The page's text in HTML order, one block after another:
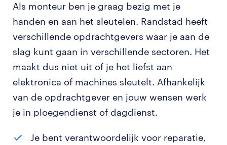
Als monteur ben je graag bezig met je
handen en aan het sleutelen. Randstad heeft
verschillende opdrachtgevers waar je aan de
slag kunt gaan in verschillende sectoren. Het
maakt dus niet uit of je het liefst aan
elektronica of machines sleutelt. Afhankelijk
van de opdrachtgever en jouw wensen werk
je in ploegendienst of dagdienst.
Je bent verantwoordelijk voor reparatie,